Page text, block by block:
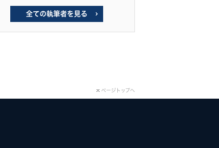
全ての執筆者を見る
ページトップへ